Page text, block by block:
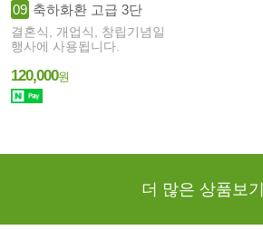
09 축하화환 고급 3단
결혼식, 개업식, 창립기념일
행사에 사용됩니다.
120,000원
더 많은 상품보기